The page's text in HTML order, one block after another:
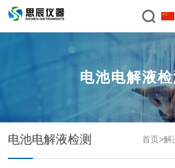
电池电解液
电池电解液检测 首页>解